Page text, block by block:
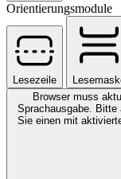
Orientierungsmodule
Lesezeile
Browser muss
Sprachausgabe. Bitte
Sie einen mit